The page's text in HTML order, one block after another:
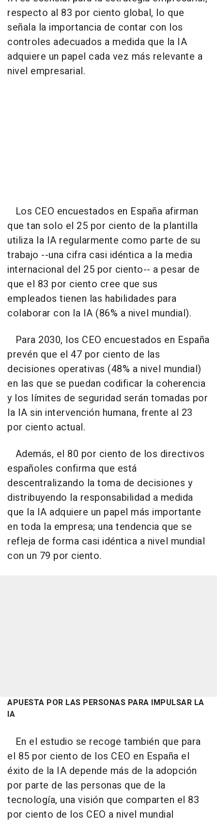
respecto al 83 por ciento global, lo que
señala la importancia de contar con los
controles adecuados a medida que la IA
adquiere un papel cada vez más relevante a
nivel empresarial.
Los CEO encuestados en España afirman
que tan solo el 25 por ciento de la plantilla
utiliza la IA regularmente como parte de su
trabajo --una cifra casi idéntica a la media
internacional del 25 por ciento-- a pesar de
que el 83 por ciento cree que sus
empleados tienen las habilidades para
colaborar con la IA (86% a nivel mundial).
Para 2030, los CEO encuestados en España
prevén que el 47 por ciento de las
decisiones operativas (48% a nivel mundial)
en las que se puedan codificar la coherencia
y los límites de seguridad serán tomadas por
la IA sin intervención humana, frente al 23
por ciento actual.
Además, el 80 por ciento de los directivos
españoles confirma que está
descentralizando la toma de decisiones y
distribuyendo la responsabilidad a medida
que la IA adquiere un papel más importante
en toda la empresa; una tendencia que se
refleja de forma casi idéntica a nivel mundial
con un 79 por ciento.
APUESTA POR LAS PERSONAS PARA IMPULSAR LA
IA
En el estudio se recoge también que para
el 85 por ciento de los CEO en España el
éxito de la IA depende más de la adopción
por parte de las personas que de la
tecnología, una visión que comparten el 83
por ciento de los CEO a nivel mundial